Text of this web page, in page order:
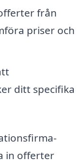
från
priser och
ditt specifika
in offerter